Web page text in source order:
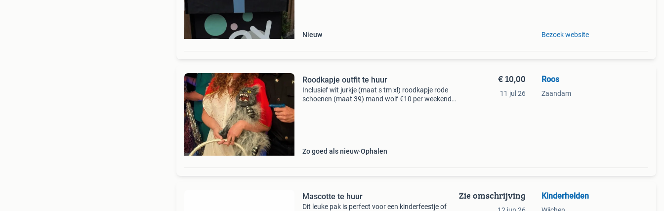
Nieuw Bezoek website
Roodkapje outfit te huur
Inclusief wit jurkje (maat s tm xl) roodkapje rode
schoenen (maat 39) mand wolf €10 per weekend
Zo goed als nieuw Ophalen
€ 10,00
11 jul 26
Roos
Zaandam
Mascotte te huur
Dit leuke pak is perfect voor een kinderfeestje of
Zie omschrijving Kinderhelden